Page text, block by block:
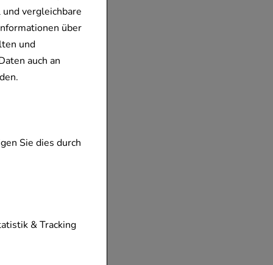
vergleichbare
über
und
auch an
Sie dies durch
unserer
nicht
& Tracking